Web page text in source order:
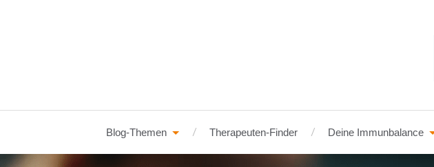
Blog-Themen Therapeuten-Finder Deine Immunbalance